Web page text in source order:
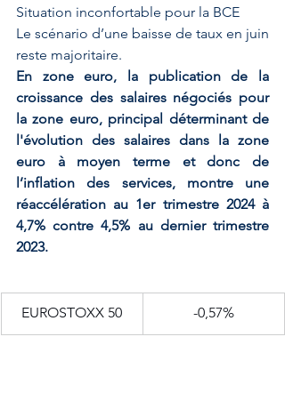
Situation inconfortable pour la BCE
Le scénario d’une baisse de taux en juin
reste majoritaire.
En zone euro, la publication de la
croissance des salaires négociés pour
la zone euro, principal déterminant de
l'évolution des salaires dans la zone
euro à moyen terme et donc de
l’inflation des services, montre une
réaccélération au 1er trimestre 2024 à
4,7% contre 4,5% au dernier trimestre
2023.
EUROSTOXX 50 -0,57%